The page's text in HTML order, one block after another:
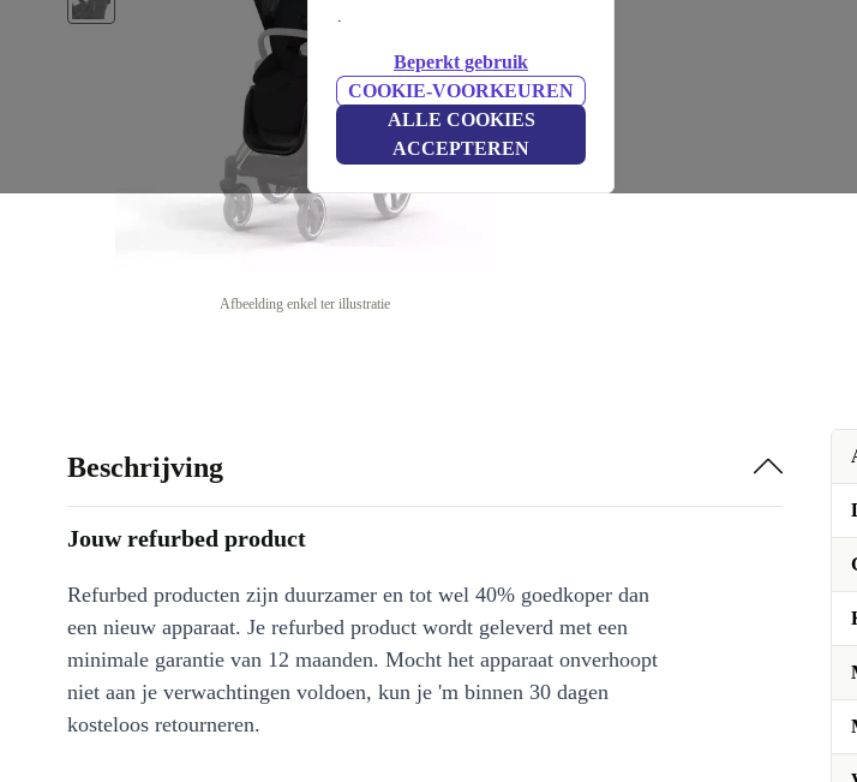
.
Beperkt gebruik
COOKIE-VOORKEUREN
ALLE COOKIES
ACCEPTEREN
Afbeelding enkel ter illustratie
Beschrijving
Jouw refurbed product
Refurbed producten zijn duurzamer en tot wel 40% goedkoper dan
een nieuw apparaat. Je refurbed product wordt geleverd met een
minimale garantie van 12 maanden. Mocht het apparaat onverhoopt
niet aan je verwachtingen voldoen, kun je 'm binnen 30 dagen
kosteloos retourneren.